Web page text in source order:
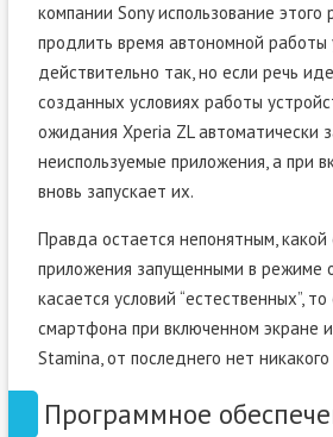
компании Sony использование
продлить время автономной работы
действительно так, но если речь
созданных условиях работы
ожидания Xperia ZL автоматически
неиспользуемые приложения, а при
вновь запускает их.
Правда остается непонятным,
приложения запущенными в режиме
касается условий “естественных”,
смартфона при включенном экране
Stamina, от последнего нет никакого
Программное